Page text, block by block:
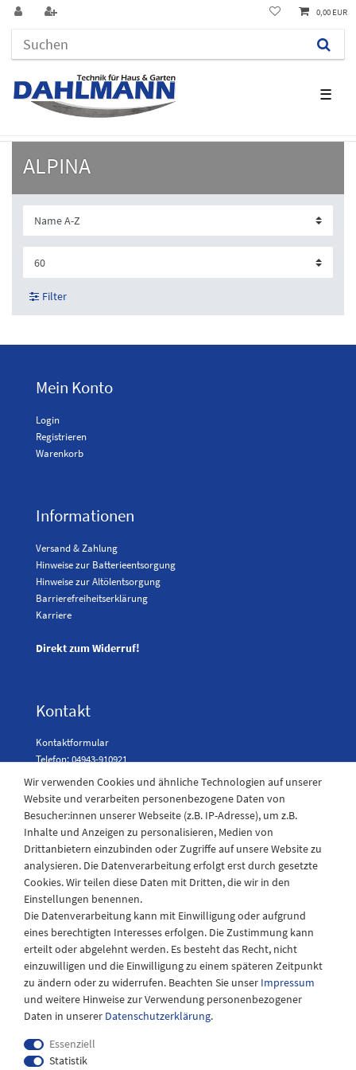
☰
0,00 EUR
ALPINA
Filter
Mein Konto
Login
Registrieren
Warenkorb
Informationen
Versand & Zahlung
Hinweise zur Batterieentsorgung
Hinweise zur Altölentsorgung
Barrierefreiheitserklärung
Karriere
Direkt zum Widerruf!
Kontakt
Kontaktformular
Telefon: 04943-910921
Laden Öffnungszeiten
Montag - Freitag
08:30 - 12:30 und 13.00 - 17.30 Uhr
Samstags
08:30 bis 12:30 Uhr
Wir verwenden Cookies und ähnliche Technologien auf unserer
Website und verarbeiten personenbezogene Daten von
Besucher:innen unserer Webseite (z.B. IP-Adresse), um z.B.
Inhalte und Anzeigen zu personalisieren, Medien von
Drittanbietern einzubinden oder Zugriffe auf unsere Website zu
analysieren. Die Datenverarbeitung erfolgt erst durch gesetzte
Cookies. Wir teilen diese Daten mit Dritten, die wir in den
Einstellungen benennen.
Die Datenverarbeitung kann mit Einwilligung oder aufgrund
eines berechtigten Interesses erfolgen. Die Zustimmung kann
erteilt oder abgelehnt werden. Es besteht das Recht, nicht
einzuwilligen und die Einwilligung zu einem späteren Zeitpunkt
zu ändern oder zu widerrufen. Beachten Sie unser Impressum
und weitere Hinweise zur Verwendung personenbezogener
Daten in unserer Daten­schutz­erklärung.
Essenziell
Statistik